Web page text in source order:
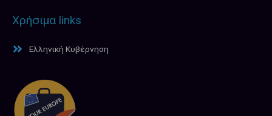
Χρήσιμα links
Ελληνική Κυβέρνηση